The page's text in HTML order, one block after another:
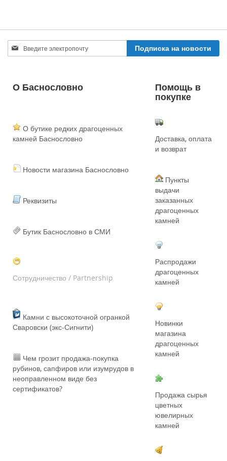
Sign
Up
Newsletter:
Подписка на новости
О Баснословно Помощь в
покупке
О бутике редких драгоценных
камней Баснословно
Новости магазина Баснословно
Реквизиты
Бутик Баснословно в СМИ
Сотрудничество / Partnership
Камни с высокоточной огранкой
Сваровски (экс-Сигнити)
Чем грозит продажа-покупка
рубинов, сапфиров или изумрудов в
неоправленном виде без
сертификатов?
Доставка, оплата
и возврат
Пункты
выдачи
заказанных
драгоценных
камней
Распродажи
драгоценных
камней
Новинки
магазина
драгоценных
камней
Продажа сырья
цветных
ювелирных
камней